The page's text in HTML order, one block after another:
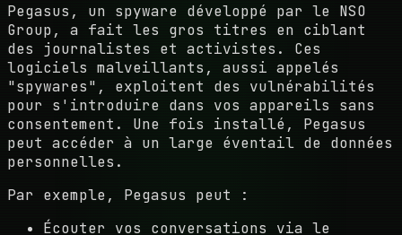
Pegasus, un spyware développé par le NSO
Group, a fait les gros titres en ciblant
des journalistes et activistes. Ces
logiciels malveillants, aussi appelés
"spywares", exploitent des vulnérabilités
pour s'introduire dans vos appareils sans
consentement. Une fois installé, Pegasus
peut accéder à un large éventail de données
personnelles.
Par exemple, Pegasus peut :
Écouter vos conversations via le